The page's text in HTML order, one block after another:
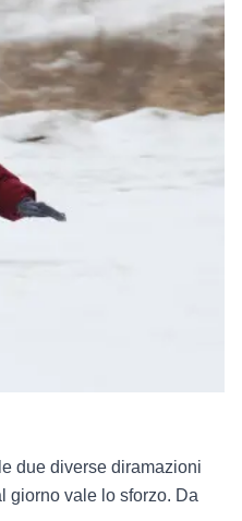
due diverse diramazioni
giorno vale lo sforzo. Da